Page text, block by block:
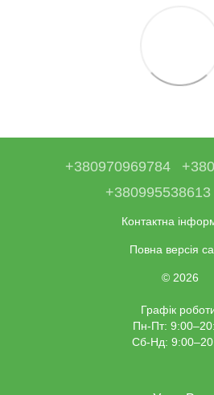
+380970969784
+380995538613
Контактна
Повна версія
© 2026
Графік
Пн-Пт:
Сб-Нд: